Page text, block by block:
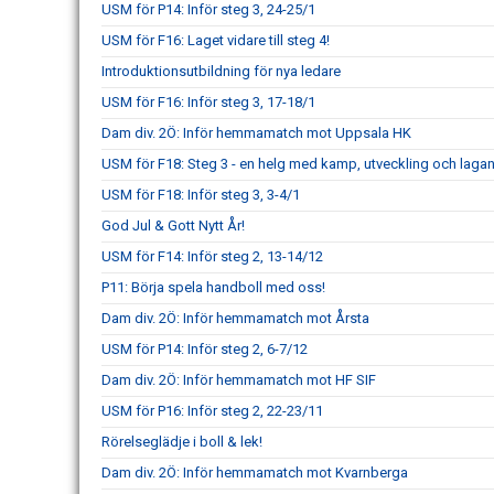
USM för P14: Inför steg 3, 24-25/1
USM för F16: Laget vidare till steg 4!
Introduktionsutbildning för nya ledare
USM för F16: Inför steg 3, 17-18/1
Dam div. 2Ö: Inför hemmamatch mot Uppsala HK
USM för F18: Steg 3 - en helg med kamp, utveckling och
USM för F18: Inför steg 3, 3-4/1
God Jul & Gott Nytt År!
USM för F14: Inför steg 2, 13-14/12
P11: Börja spela handboll med oss!
Dam div. 2Ö: Inför hemmamatch mot Årsta
USM för P14: Inför steg 2, 6-7/12
Dam div. 2Ö: Inför hemmamatch mot HF SIF
USM för P16: Inför steg 2, 22-23/11
Rörelseglädje i boll & lek!
Dam div. 2Ö: Inför hemmamatch mot Kvarnberga